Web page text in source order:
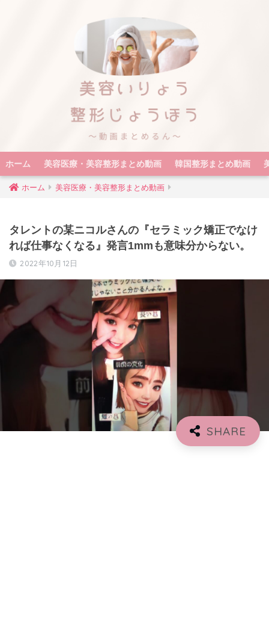
ホーム 美容医療・美容整形まとめ動画 韓国整形まとめ動画
ホーム 美容医療・美容整形まとめ動画
タレントの某ニコルさんの『セラミック矯正でなけ
れば仕事なくなる』発言1mmも意味分からない。
2022年10月12日